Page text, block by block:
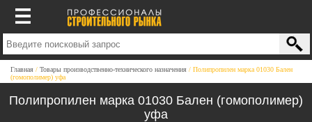
Главная Товары производственно-технического назначения
Полипропилен марка 01030 Бален
(гомополимер) уфа
Полипропилен марка 01030 Бален (гомополимер)
уфа